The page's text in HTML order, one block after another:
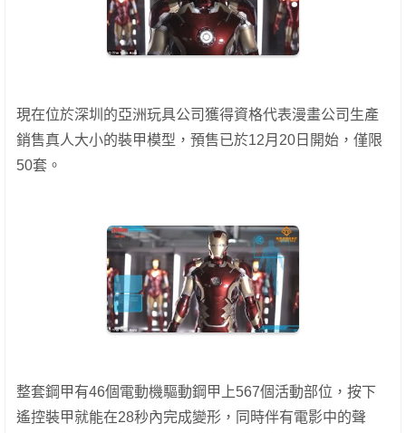
現在位於深圳的亞洲玩具公司獲得資格代表漫畫公司生產
銷售真人大小的裝甲模型，預售已於12月20日開始，僅限
50套。
整套鋼甲有46個電動機驅動鋼甲上567個活動部位，按下
遙控裝甲就能在28秒內完成變形，同時伴有電影中的聲